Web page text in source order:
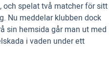
och spelat två matcher för sitt
Nu meddelar klubben dock
sin hemsida går man ut med
i vaden under ett